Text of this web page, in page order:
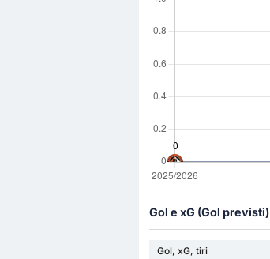
Gol e xG (Gol previsti)
Gol, xG, tiri